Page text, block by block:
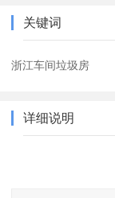
关键词
浙江车间垃圾房
详细说明